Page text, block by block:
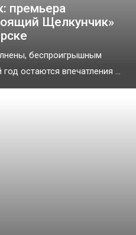
премьера
Щелкунчик»
беспроигрышным
остаются впечатления ...